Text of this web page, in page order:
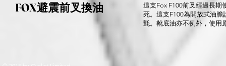
FOX避震前叉換油
這支Fox F100前叉經過長
死。這支F100為開放式油
氈。靴底油亦不例外，使用